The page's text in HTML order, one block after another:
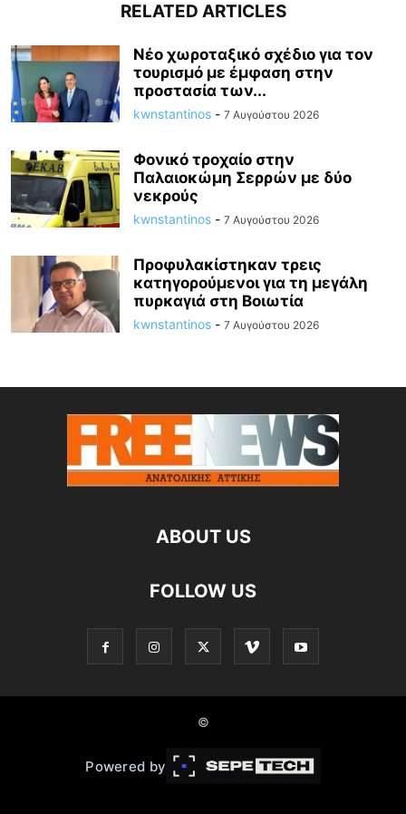
RELATED ARTICLES
Νέο χωροταξικό σχέδιο για τον
τουρισμό με έμφαση στην
προστασία των...
kwnstantinos - 7 Αυγούστου 2026
Φονικό τροχαίο στην
Παλαιοκώμη Σερρών με δύο
νεκρούς
kwnstantinos - 7 Αυγούστου 2026
Προφυλακίστηκαν τρεις
κατηγορούμενοι για τη μεγάλη
πυρκαγιά στη Βοιωτία
kwnstantinos - 7 Αυγούστου 2026
ABOUT US
FOLLOW US
©
Powered by